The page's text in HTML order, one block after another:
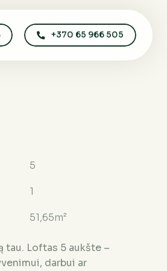
+370 65 966 505
5
1
51,65m²
tau. Loftas 5 aukšte –
darbui ar